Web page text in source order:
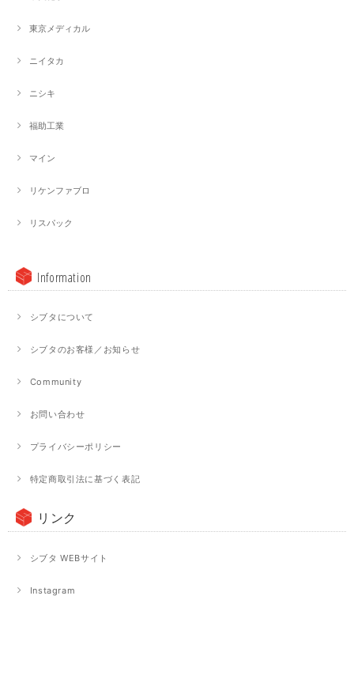
東京メディカル
ニイタカ
ニシキ
福助工業
マイン
リケンファブロ
リスパック
Information
シブタについて
シブタのお客様／お知らせ
Community
お問い合わせ
プライバシーポリシー
特定商取引法に基づく表記
リンク
シブタ WEBサイト
Instagram